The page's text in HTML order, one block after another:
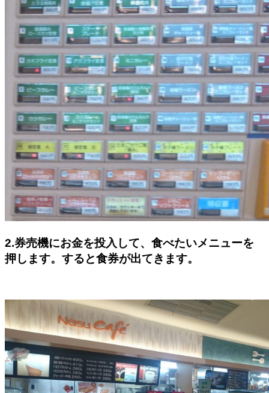
2.券売機にお金を投入して、食べたいメニューを
押します。すると食券が出てきます。